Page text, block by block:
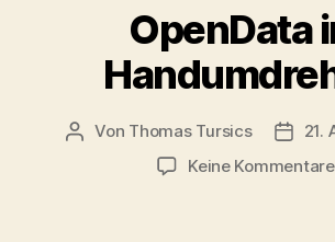
OpenData
Beitragsautor
Von Thomas Tursics
21.
Keine Kommentare